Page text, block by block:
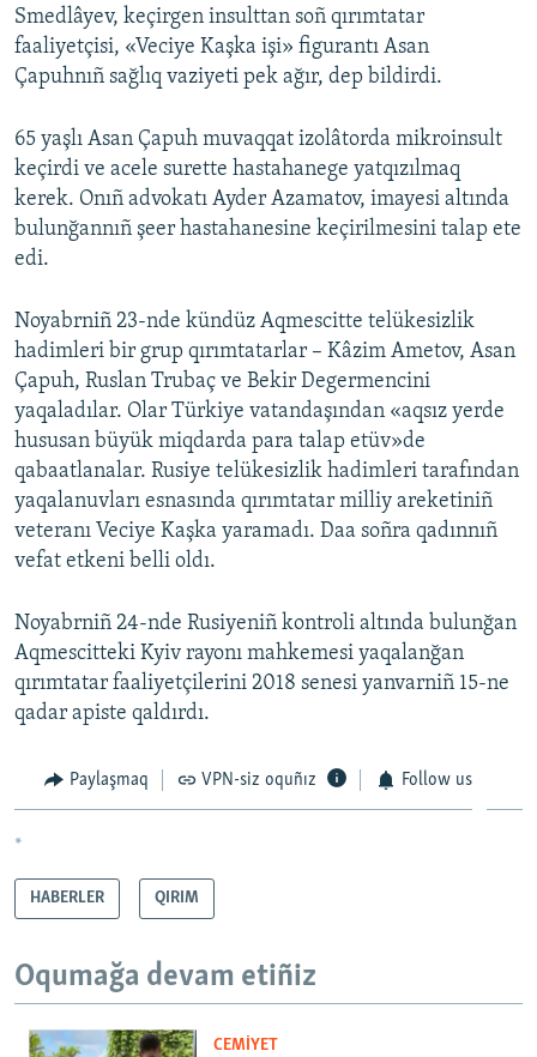
Smedlâyev, keçirgen insulttan soñ qırımtatar
faaliyetçisi, «Veciye Kaşka işi» figurantı Asan
Çapuhnıñ sağlıq vaziyeti pek ağır, dep bildirdi.
65 yaşlı Asan Çapuh muvaqqat izolâtorda mikroinsult
keçirdi ve acele surette hastahanege yatqızılmaq
kerek. Onıñ advokatı Ayder Azamatov, imayesi altında
bulunğannıñ şeer hastahanesine keçirilmesini talap ete
edi.
Noyabrniñ 23-nde kündüz Aqmescitte telükesizlik
hadimleri bir grup qırımtatarlar – Kâzim Ametov, Asan
Çapuh, Ruslan Trubaç ve Bekir Degermencini
yaqaladılar. Olar Türkiye vatandaşından «aqsız yerde
hususan büyük miqdarda para talap etüv»de
qabaatlanalar. Rusiye telükesizlik hadimleri tarafından
yaqalanuvları esnasında qırımtatar milliy areketiniñ
veteranı Veciye Kaşka yaramadı. Daa soñra qadınnıñ
vefat etkeni belli oldı.
Noyabrniñ 24-nde Rusiyeniñ kontroli altında bulunğan
Aqmescitteki Kyiv rayonı mahkemesi yaqalanğan
qırımtatar faaliyetçilerini 2018 senesi yanvarniñ 15-ne
qadar apiste qaldırdı.
Paylaşmaq VPN-siz oquñız Follow us
*
HABERLER QIRIM
Oqumağa devam etiñiz
CEMİYET